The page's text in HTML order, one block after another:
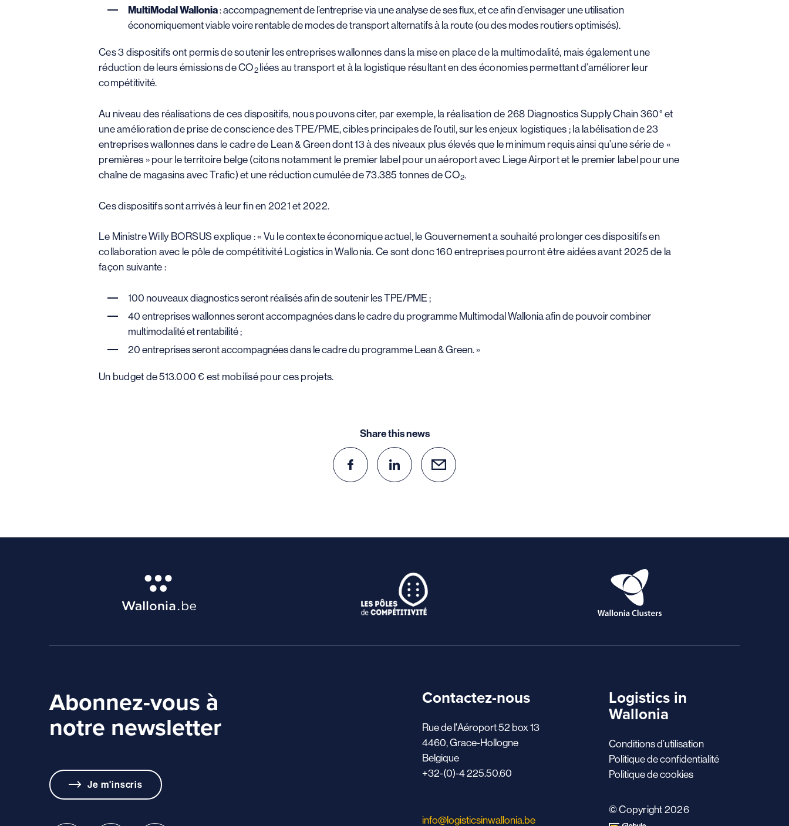
MultiModal Wallonia: accompagnement de l’entreprise via une analyse de ses flux, et ce afin d’envisager une utilisation
économiquement viable voire rentable de modes de transport alternatifs à la route (ou des modes routiers optimisés).
Ces 3 dispositifs ont permis de soutenir les entreprises wallonnes dans la mise en place de la multimodalité, mais également une
réduction de leurs émissions de CO2liées au transport et à la logistique résultant en des économies permettant d’améliorer leur
compétitivité.
Au niveau des réalisations de ces dispositifs, nous pouvons citer, par exemple, la réalisation de 268 Diagnostics Supply Chain 360° et
une amélioration de prise de conscience des TPE/PME, cibles principales de l’outil, sur les enjeux logistiques ; la labélisation de 23
entreprises wallonnes dans le cadre de Lean & Green dont 13 à des niveaux plus élevés que le minimum requis ainsi qu’une série de «
premières » pour le territoire belge (citons notamment le premier label pour un aéroport avec Liege Airport et le premier label pour une
chaîne de magasins avec Trafic) et une réduction cumulée de 73.385 tonnes de CO2.
Ces dispositifs sont arrivés à leur fin en 2021 et 2022.
Le Ministre Willy BORSUS explique : « Vu le contexte économique actuel, le Gouvernement a souhaité prolonger ces dispositifs en
collaboration avec le pôle de compétitivité Logistics in Wallonia. Ce sont donc 160 entreprises pourront être aidées avant 2025 de la
façon suivante :
100 nouveaux diagnostics seront réalisés afin de soutenir les TPE/PME ;
40 entreprises wallonnes seront accompagnées dans le cadre du programme Multimodal Wallonia afin de pouvoir combiner
multimodalité et rentabilité ;
20 entreprises seront accompagnées dans le cadre du programme Lean & Green. »
Un budget de 513.000 € est mobilisé pour ces projets.
Share this news
Abonnez-vous à
notre newsletter
Je m'inscris
Contactez-nous
Rue de l'Aéroport 52 box 13
4460, Grace-Hollogne
Belgique
+32-(0)-4 225.50.60
info@logisticsinwallonia.be
Logistics in
Wallonia
Conditions d’utilisation
Politique de confidentialité
Politique de cookies
© Copyright 2026